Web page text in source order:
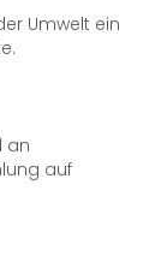
Umwelt ein
an
auf